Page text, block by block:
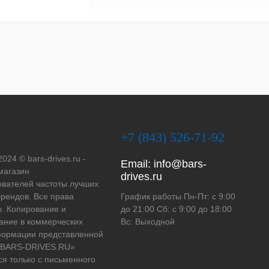
© bars-drives.ru -
частоты лучших
Все права
Копирование и
в коммерческих
представленной
DRIVES.RU»
только с письменного
+7 (843) 526-71-92
Email: info@bars-
drives.ru
График работы Пн-Пт: с 9:00
до 21:00 Сб: с 9:00 до 18:00
Вс: Выходной